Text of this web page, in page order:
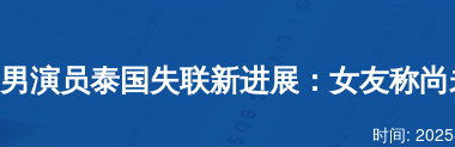
男演员泰国失联新进展：女友称
时间: